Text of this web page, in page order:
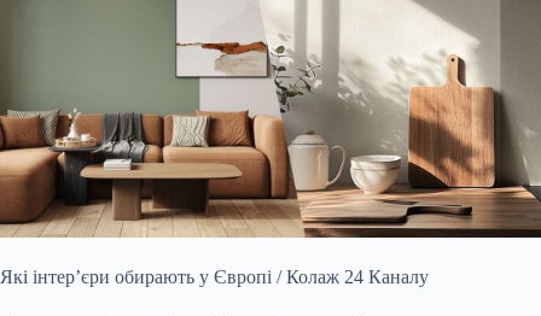
Які інтер’єри обирають у Європі / Колаж 24 Каналу